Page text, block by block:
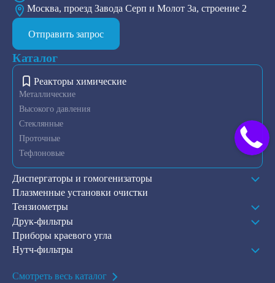
Москва, проезд Завода Серп и Молот 3а, строение 2
Отправить запрос
Каталог
Реакторы химические
Металлические
Высокого давления
Стеклянные
Проточные
Тефлоновые
Диспергаторы и гомогенизаторы
Плазменные установки очистки
Тензиометры
Друк-фильтры
Приборы краевого угла
Нутч-фильтры
Смотреть весь каталог